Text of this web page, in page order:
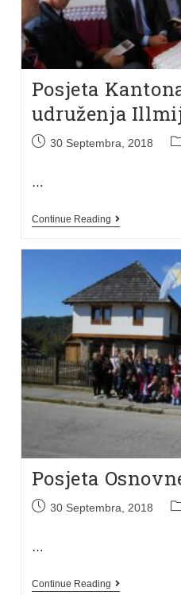
Posjeta
udruženja
30 Septembra, 2018
…
Continue Reading
Posjeta
30 Septembra, 2018
…
Continue Reading